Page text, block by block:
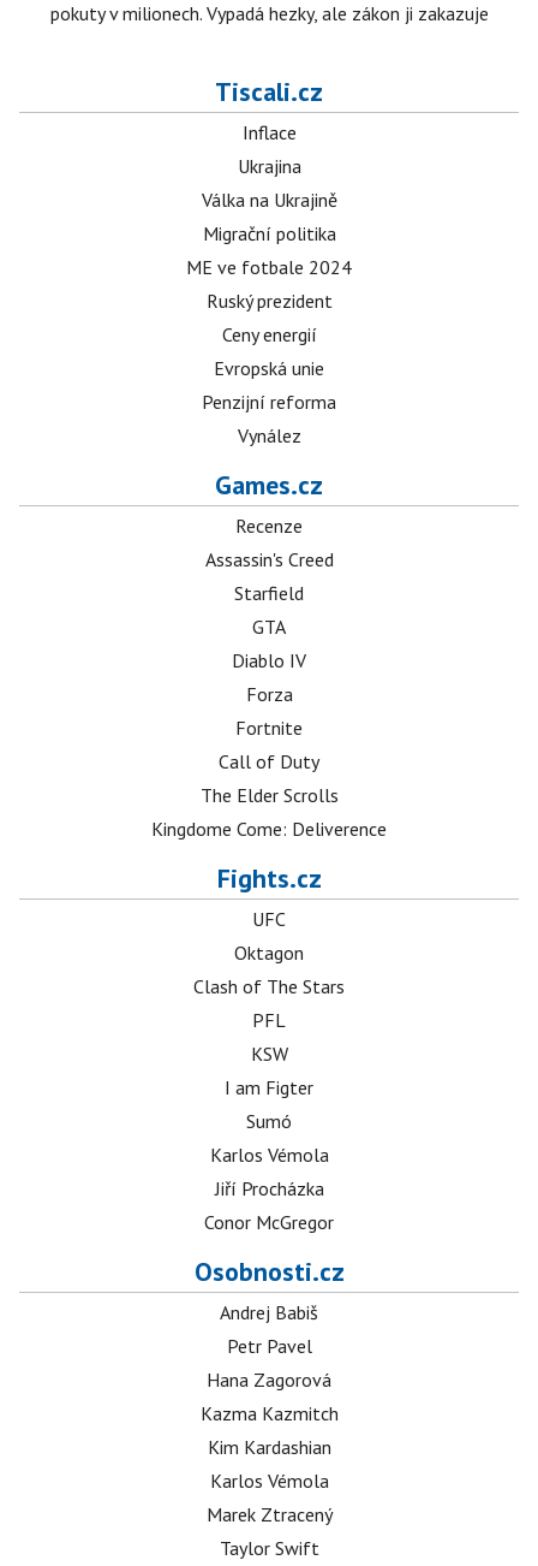
pokuty v milionech. Vypadá hezky, ale zákon ji zakazuje
Tiscali.cz
Inflace
Ukrajina
Válka na Ukrajině
Migrační politika
ME ve fotbale 2024
Ruský prezident
Ceny energií
Evropská unie
Penzijní reforma
Vynález
Games.cz
Recenze
Assassin's Creed
Starfield
GTA
Diablo IV
Forza
Fortnite
Call of Duty
The Elder Scrolls
Kingdome Come: Deliverence
Fights.cz
UFC
Oktagon
Clash of The Stars
PFL
KSW
I am Figter
Sumó
Karlos Vémola
Jiří Procházka
Conor McGregor
Osobnosti.cz
Andrej Babiš
Petr Pavel
Hana Zagorová
Kazma Kazmitch
Kim Kardashian
Karlos Vémola
Marek Ztracený
Taylor Swift